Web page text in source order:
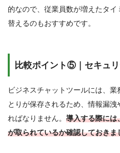
的なので、従業員数が増えたタイ
替えるのもおすすめです。
比較ポイント⑤｜セキュ
ビジネスチャットツールには、
とりが保存されるため、情報漏
ればなりません。 導入する際には
が取られているか確認しておきま